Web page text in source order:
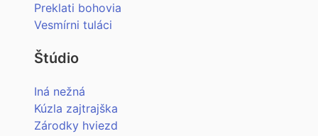
Preklati bohovia
Vesmírni tuláci
Štúdio
Iná nežná
Kúzla zajtrajška
Zárodky hviezd